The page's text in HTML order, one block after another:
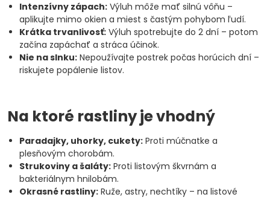
Intenzívny zápach: Výluh môže mať silnú vôňu –
aplikujte mimo okien a miest s častým pohybom ľudí.
Krátka trvanlivosť: Výluh spotrebujte do 2 dní – potom
začína zapáchať a stráca účinok.
Nie na slnku: Nepoužívajte postrek počas horúcich dní –
riskujete popálenie listov.
Na ktoré rastliny je vhodný
Paradajky, uhorky, cukety: Proti múčnatke a
plesňovým chorobám.
Strukoviny a šaláty: Proti listovým škvrnám a
bakteriálnym hnilobám.
Okrasné rastliny: Ruže, astry, nechtíky – na listové